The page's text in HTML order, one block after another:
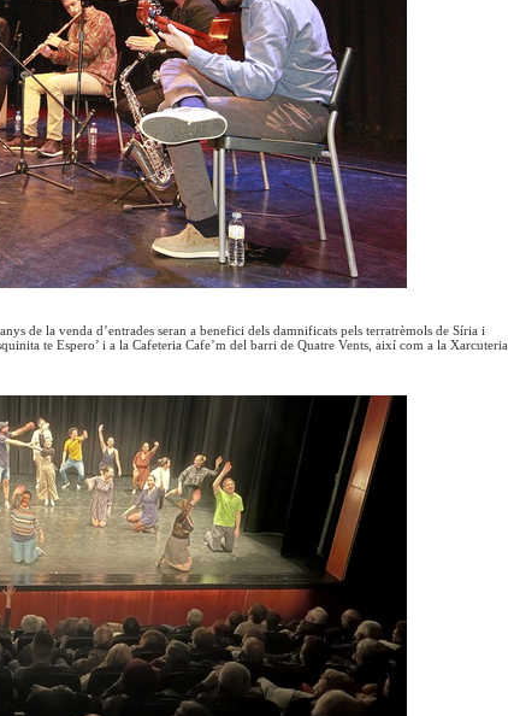
de la venda d’entrades seran a benefici dels damnificats pels terratrèmols de Síria i
te Espero’ i a la Cafeteria Cafe’m del barri de Quatre Vents, així com a la Xarcuteria